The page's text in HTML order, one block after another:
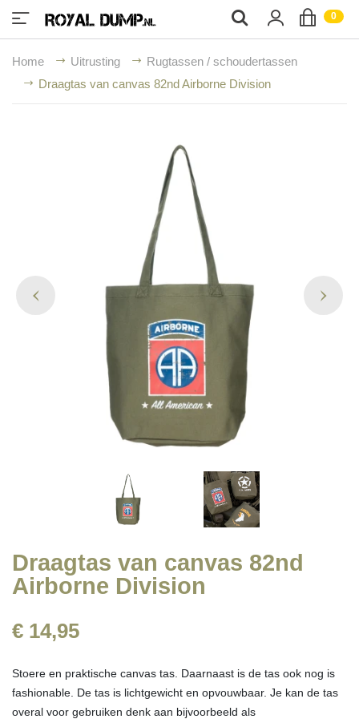
0;
Home Uitrusting
Rugtassen / schoudertassen
Draagtas van canvas 82nd Airborne Division
Draagtas van canvas 82nd
Airborne Division
€ 14,95
Stoere en praktische canvas tas. Daarnaast is de tas ook nog is
fashionable. De tas is lichtgewicht en opvouwbaar. Je kan de tas
overal voor gebruiken denk aan bijvoorbeeld als